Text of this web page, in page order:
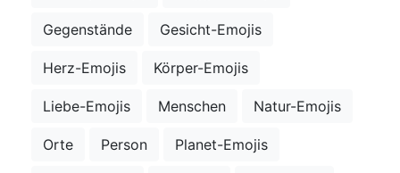
Gegenstände Gesicht-Emojis
Herz-Emojis Körper-Emojis
Liebe-Emojis Menschen Natur-Emojis
Orte Person Planet-Emojis